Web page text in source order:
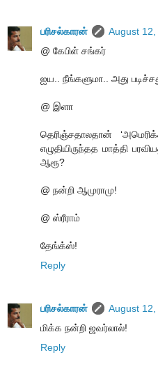
பரிசல்காரன்
August
@ கேபிள் சங்கர்
ஐய.. நீங்களுமா.. அது
@ இளா
தெரிஞ்சதாலதான்
எழுதியிருந்தத மாத்தி
ஆரூ?
@ நன்றி ஆமுராமு!
@ ஸ்ரீராம்
தேங்க்ஸ்!
Reply
பரிசல்காரன்
August
மிக்க நன்றி ஜவர்லால்!
Reply